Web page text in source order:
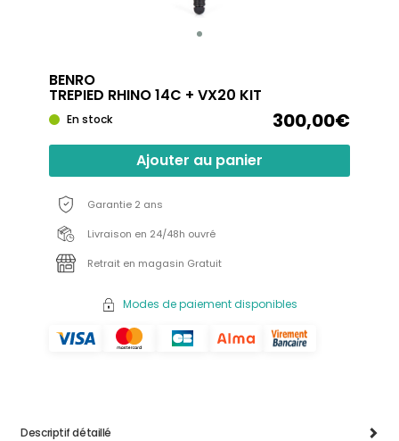
BENRO
TREPIED RHINO 14C + VX20 KIT
En stock 300,00€
Ajouter au panier
Garantie 2 ans
Livraison en 24/48h ouvré
Retrait en magasin Gratuit
Modes de paiement disponibles
Descriptif détaillé